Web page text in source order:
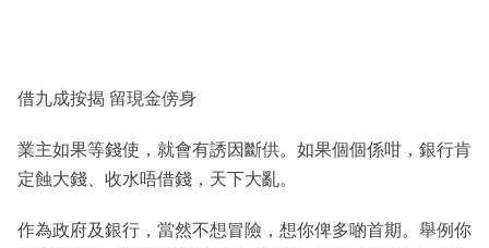
借九成按揭 留現金傍身
業主如果等錢使，就會有誘因斷供。如果個個係咁，銀行肯
定蝕大錢、收水唔借錢，天下大亂。
作為政府及銀行，當然不想冒險，想你俾多啲首期。舉例你